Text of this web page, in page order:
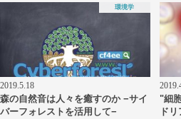
環境学
2019.5.18
森の自然音は人々を癒すのか −サイ
バーフォレストを活用して−
"細
ド